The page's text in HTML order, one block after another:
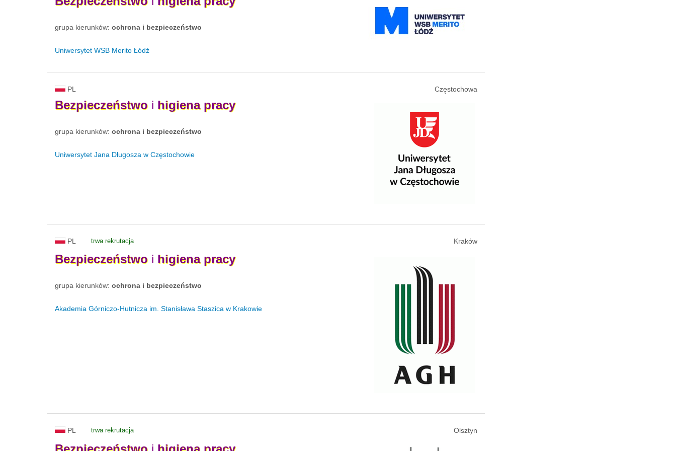
grupa kierunków: ochrona i bezpieczeństwo
Uniwersytet WSB Merito Łódź
PL Częstochowa
Bezpieczeństwo i higiena pracy
grupa kierunków: ochrona i bezpieczeństwo
Uniwersytet Jana Długosza w Częstochowie
PL trwa rekrutacja Kraków
Bezpieczeństwo i higiena pracy
grupa kierunków: ochrona i bezpieczeństwo
Akademia Górniczo-Hutnicza im. Stanisława Staszica w Krakowie
PL trwa rekrutacja Olsztyn